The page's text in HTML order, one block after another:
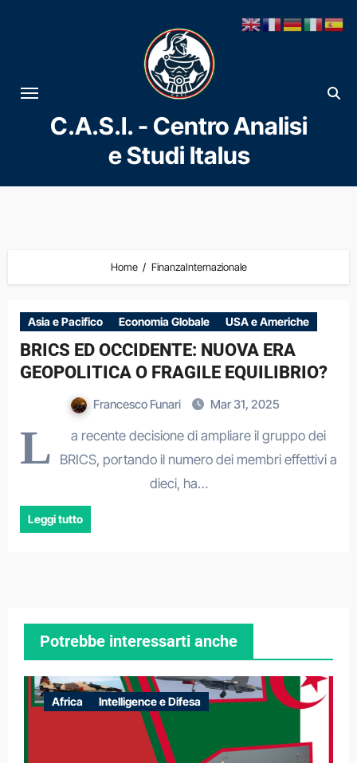
al
contenuto
C.A.S.I. - Centro Analisi
e Studi Italus
Home FinanzaInternazionale
Asia e Pacifico Economia Globale USA e Americhe
BRICS ED OCCIDENTE: NUOVA ERA
GEOPOLITICA O FRAGILE EQUILIBRIO?
Francesco Funari Mar 31, 2025
L
a recente decisione di ampliare il gruppo dei
BRICS, portando il numero dei membri effettivi a
dieci, ha…
Leggi tutto
Potrebbe interessarti anche
Africa Intelligence e Difesa